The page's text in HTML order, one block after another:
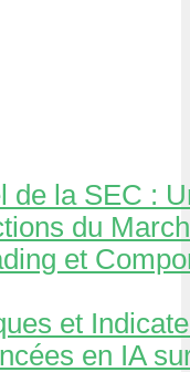
de la SEC :
du
et
et
en IA